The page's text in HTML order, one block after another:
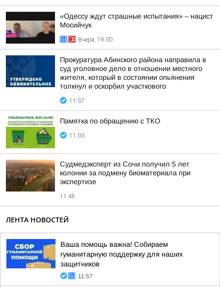
«Одессу ждут страшные испытания» – нацист
Мосийчук
Вчера, 19:00
Прокуратура Абинского района направила в
суд уголовное дело в отношении местного
жителя, который в состоянии опьянения
толкнул и оскорбил участкового
11:37
Памятка по обращению с ТКО
11:03
Судмедэксперт из Сочи получил 5 лет
колонии за подмену биоматериала при
экспертизе
11:48
ЛЕНТА НОВОСТЕЙ
Ваша помощь важна! Собираем
гуманитарную поддержку для наших
защитников
11:57